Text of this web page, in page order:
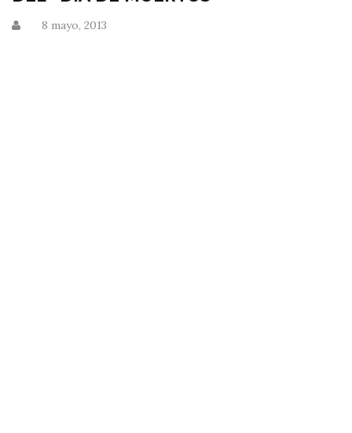
8 mayo, 2013